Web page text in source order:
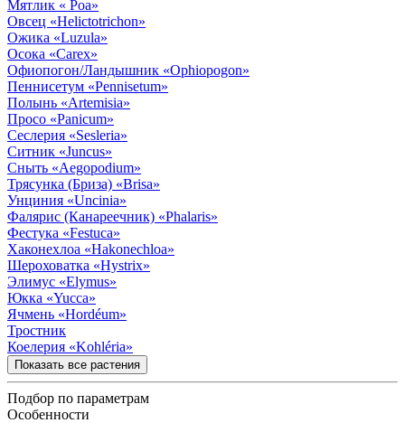
Мятлик « Poa»
Овсец «Helictotrichon»
Ожика «Luzula»
Осока «Carex»
Офиопогон/Ландышник «Ophiopogon»
Пеннисетум «Pennisetum»
Полынь «Artemisia»
Просо «Panicum»
Сеслерия «Sesleria»
Ситник «Juncus»
Сныть «Aegopodium»
Трясунка (Бриза) «Brisa»
Унциния «Uncinia»
Фалярис (Канареечник) «Phalaris»
Фестука «Festuca»
Хаконехлоа «Hakonechloa»
Шероховатка «Hystrix»
Элимус «Elymus»
Юкка «Yucca»
Ячмень «Hordéum»
Тростник
Коелерия «Kohléria»
Показать все растения
Подбор по параметрам
Особенности